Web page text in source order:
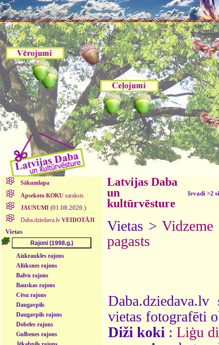
Sākumlapa
Apsekoto KOKUsaraksts
JAUNUMI (01.08.2026.)
Daba.dziedava.lv VEIDOTĀJI
Vietas
Aizkraukles rajons
Alūksnes rajons
Balvu rajons
Bauskas rajons
Cēsu rajons
Daugavpils
Daugavpils rajons
Dobeles rajons
Gulbenes rajons
Latvijas Daba
un
kultūrvēsture
Ievadi >2
Vietas >Vidzeme
pagasts
vietas fotografēti
Diži koki : Liģu